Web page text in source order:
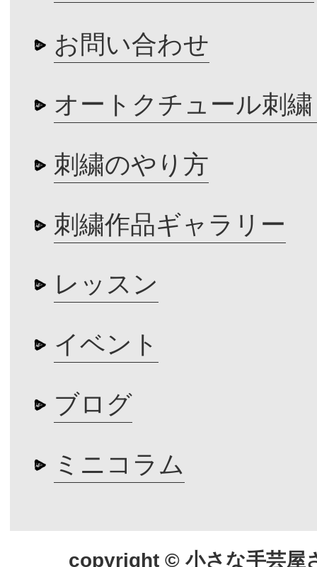
お問い合わせ
オートクチュール刺
刺繍のやり方
刺繍作品ギャラリー
レッスン
イベント
ブログ
ミニコラム
copyright © 小さな手芸屋